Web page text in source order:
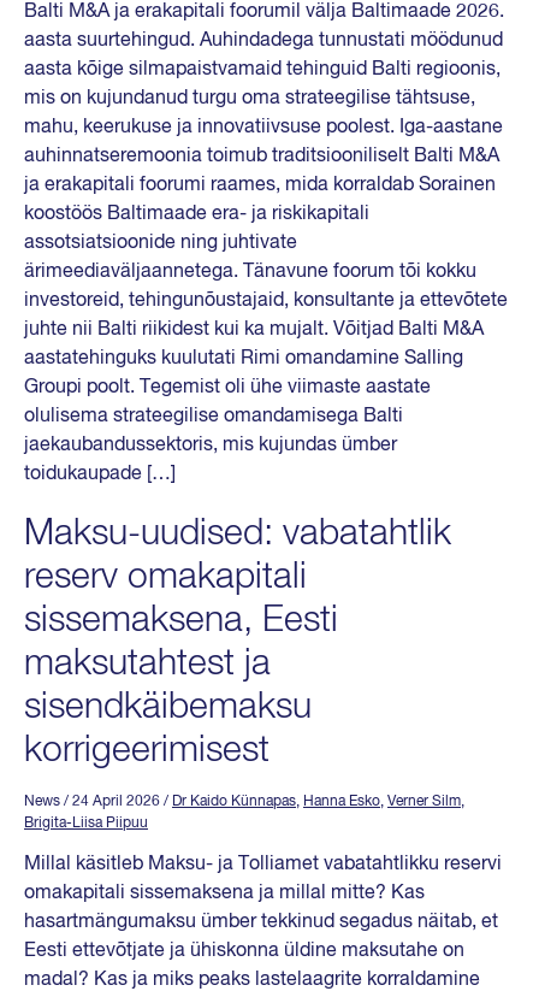
Balti M&A ja erakapitali foorumil välja Baltimaade 2026.
aasta suurtehingud. Auhindadega tunnustati möödunud
aasta kõige silmapaistvamaid tehinguid Balti regioonis,
mis on kujundanud turgu oma strateegilise tähtsuse,
mahu, keerukuse ja innovatiivsuse poolest. Iga-aastane
auhinnatseremoonia toimub traditsiooniliselt Balti M&A
ja erakapitali foorumi raames, mida korraldab Sorainen
koostöös Baltimaade era- ja riskikapitali
assotsiatsioonide ning juhtivate
ärimeediaväljaannetega. Tänavune foorum tõi kokku
investoreid, tehingunõustajaid, konsultante ja ettevõtete
juhte nii Balti riikidest kui ka mujalt. Võitjad Balti M&A
aastatehinguks kuulutati Rimi omandamine Salling
Groupi poolt. Tegemist oli ühe viimaste aastate
olulisema strateegilise omandamisega Balti
jaekaubandussektoris, mis kujundas ümber
toidukaupade […]
Maksu-uudised: vabatahtlik
reserv omakapitali
sissemaksena, Eesti
maksutahtest ja
sisendkäibemaksu
korrigeerimisest
News / 24 April 2026 / Dr Kaido Künnapas, Hanna Esko, Verner Silm,
Brigita-Liisa Piipuu
Millal käsitleb Maksu- ja Tolliamet vabatahtlikku reservi
omakapitali sissemaksena ja millal mitte? Kas
hasartmängumaksu ümber tekkinud segadus näitab, et
Eesti ettevõtjate ja ühiskonna üldine maksutahe on
madal? Kas ja miks peaks lastelaagrite korraldamine